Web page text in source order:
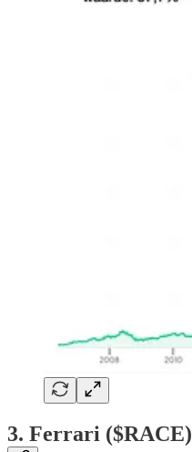
3. Ferrari ($RACE)